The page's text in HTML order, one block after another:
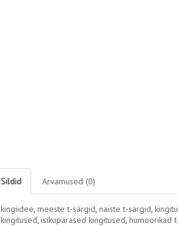
Sildid Arvamused (0)
kingiidee, meeste t-särgid, naiste t-särgid,
kingitused, isikupärased kingitused, humoorikad